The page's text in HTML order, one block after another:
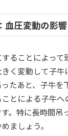
血圧変動の影響
ることによって
く変動して子牛
たあと、子牛を
とによる子牛
。特に長時間吊
ましょう。